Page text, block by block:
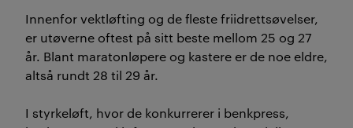
Innenfor vektløfting og de fleste friidrettsøvelser,
er utøverne oftest på sitt beste mellom 25 og 27
år. Blant maratonløpere og kastere er de noe eldre,
altså rundt 28 til 29 år.
I styrkeløft, hvor de konkurrerer i benkpress,